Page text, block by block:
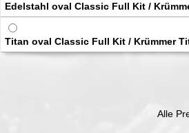
Edelstahl oval Classic Full Kit /
Titan oval Classic Full Kit / Krümmer
Alle